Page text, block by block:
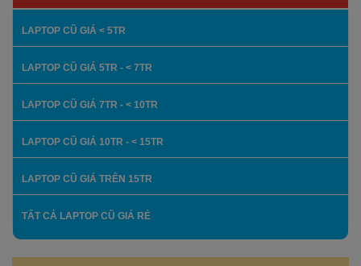
LAPTOP CŨ GIÁ < 5TR
LAPTOP CŨ GIÁ 5TR - < 7TR
LAPTOP CŨ GIÁ 7TR - < 10TR
LAPTOP CŨ GIÁ 10TR - < 15TR
LAPTOP CŨ GIÁ TRÊN 15TR
TẤT CẢ LAPTOP CŨ GIÁ RẺ